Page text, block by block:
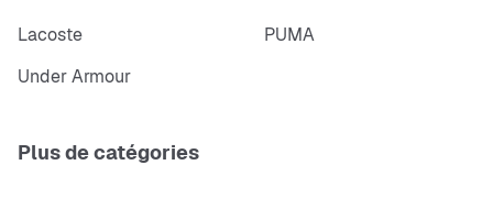
Lacoste
PUMA
Under Armour
Plus de catégories